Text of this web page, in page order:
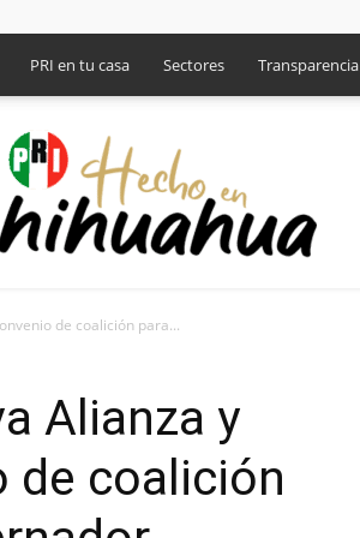
PRI en tu casa Sectores Transparencia
de coalición para...
Alianza y
de coalición